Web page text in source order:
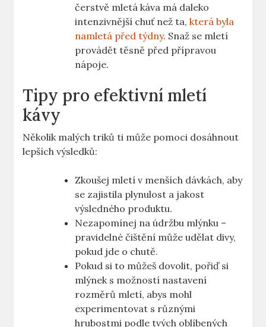
čerstvě ⁣mletá káva má​ daleko
intenzivnější chuť‍ než ta,která byla
namletá před týdny.‍ Snaž se mletí
provádět těsně před přípravou
nápoje.
Tipy pro efektivní mletí
kávy
Několik malých triků​ ti může pomoci dosáhnout
lepších výsledků:
Zkoušej mletí v ‌menších dávkách, aby‍
se zajistila plynulost a jakost
výsledného produktu.
Nezapomínej ⁢na údržbu mlýnku​ –
pravidelné čištění může ‌udělat divy,
pokud jde o chutě.
Pokud si to můžeš dovolit, pořiď si
mlýnek ⁤s možností ​nastavení
rozměrů mletí, abys mohl
experimentovat s různými
hrubostmi podle tvých oblíbených